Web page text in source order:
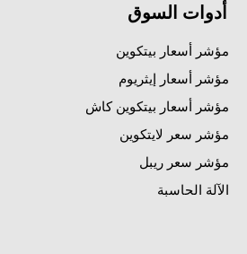
أدوات السوق
مؤشر أسعار بيتكوين
مؤشر أسعار إيثريوم
مؤشر أسعار بيتكوين كاش
مؤشر سعر لايتكوين
مؤشر سعر ريبل
الآلة الحاسبة